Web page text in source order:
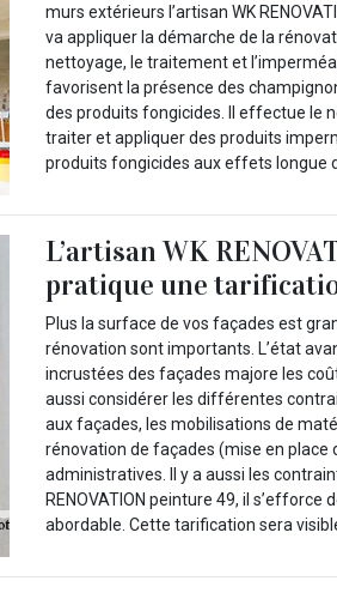
murs extérieurs l’artisan WK
va appliquer la démarche de la
nettoyage, le traitement et
favorisent la présence des
des produits fongicides. Il effectue le
traiter et appliquer des produits
produits fongicides aux effets longue
L’artisan WK
pratique une
Plus la surface de vos façades est
rénovation sont importants. L’état
incrustées des façades majore les
aussi considérer les différentes
aux façades, les mobilisations de
rénovation de façades (mise en place
administratives. Il y a aussi les
RENOVATION peinture 49, il
abordable. Cette tarification sera